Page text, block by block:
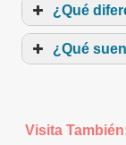
¿Qué
¿Qué
Visita